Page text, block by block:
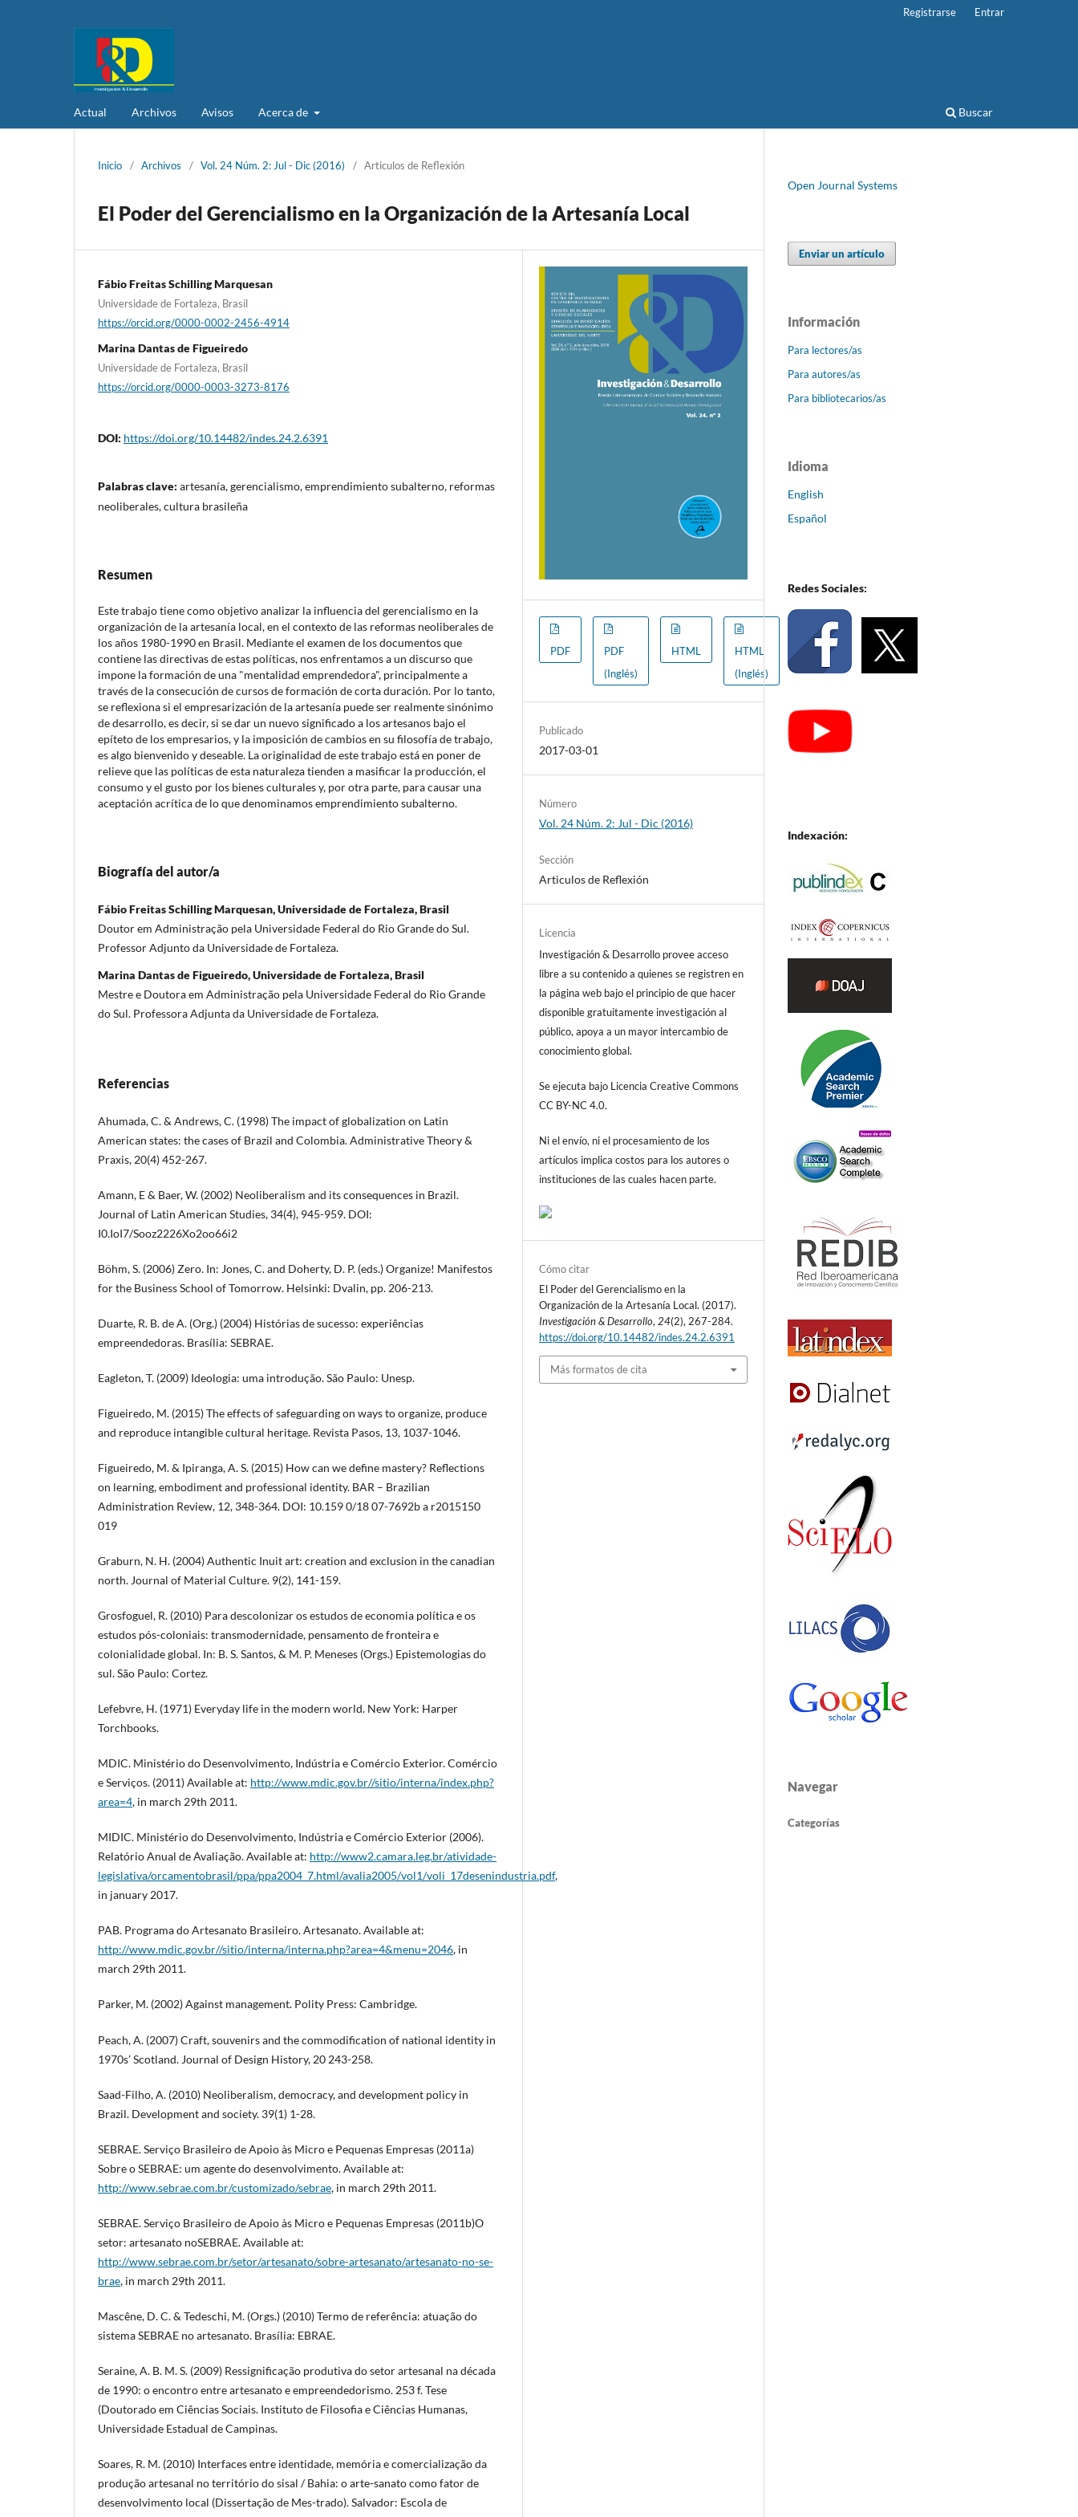
Actual Archivos Avisos Acerca de Buscar
Registrarse Entrar
Inicio / Archivos / Vol. 24 Núm. 2: Jul - Dic (2016) / Articulos de Reflexión
El Poder del Gerencialismo en la Organización de la Artesanía Local
Fábio Freitas Schilling Marquesan
Universidade de Fortaleza, Brasil
https://orcid.org/0000-0002-2456-4914
Marina Dantas de Figueiredo
Universidade de Fortaleza, Brasil
https://orcid.org/0000-0003-3273-8176
DOI: https://doi.org/10.14482/indes.24.2.6391
Palabras clave: artesanía, gerencialismo, emprendimiento subalterno, reformas
neoliberales, cultura brasileña
Resumen
Este trabajo tiene como objetivo analizar la influencia del gerencialismo en la
organización de la artesanía local, en el contexto de las reformas neoliberales de
los años 1980-1990 en Brasil. Mediante el examen de los documentos que
contiene las directivas de estas políticas, nos enfrentamos a un discurso que
impone la formación de una "mentalidad emprendedora", principalmente a
través de la consecución de cursos de formación de corta duración. Por lo tanto,
se reflexiona si el empresarización de la artesanía puede ser realmente sinónimo
de desarrollo, es decir, si se dar un nuevo significado a los artesanos bajo el
epíteto de los empresarios, y la imposición de cambios en su filosofía de trabajo,
es algo bienvenido y deseable. La originalidad de este trabajo está en poner de
relieve que las políticas de esta naturaleza tienden a masificar la producción, el
consumo y el gusto por los bienes culturales y, por otra parte, para causar una
aceptación acrítica de lo que denominamos emprendimiento subalterno.
Biografía del autor/a
Fábio Freitas Schilling Marquesan, Universidade de Fortaleza, Brasil
Doutor em Administração pela Universidade Federal do Rio Grande do Sul.
Professor Adjunto da Universidade de Fortaleza.
Marina Dantas de Figueiredo, Universidade de Fortaleza, Brasil
Mestre e Doutora em Administração pela Universidade Federal do Rio Grande
do Sul. Professora Adjunta da Universidade de Fortaleza.
Referencias
Ahumada, C. & Andrews, C. (1998) The impact of globalization on Latin
American states: the cases of Brazil and Colombia. Administrative Theory &
Praxis, 20(4) 452-267.
Amann, E & Baer, W. (2002) Neoliberalism and its consequences in Brazil.
Journal of Latin American Studies, 34(4), 945-959. DOI:
I0.IoI7/Sooz2226Xo2oo66i2
Böhm, S. (2006) Zero. In: Jones, C. and Doherty, D. P. (eds.) Organize! Manifestos
for the Business School of Tomorrow. Helsinki: Dvalin, pp. 206-213.
Duarte, R. B. de A. (Org.) (2004) Histórias de sucesso: experiências
empreendedoras. Brasília: SEBRAE.
Eagleton, T. (2009) Ideologia: uma introdução. São Paulo: Unesp.
Figueiredo, M. (2015) The effects of safeguarding on ways to organize, produce
and reproduce intangible cultural heritage. Revista Pasos, 13, 1037-1046.
Figueiredo, M. & Ipiranga, A. S. (2015) How can we define mastery? Reflections
on learning, embodiment and professional identity. BAR – Brazilian
Administration Review, 12, 348-364. DOI: 10.159 0/18 07-7692b a r2015150
019
Graburn, N. H. (2004) Authentic Inuit art: creation and exclusion in the canadian
north. Journal of Material Culture. 9(2), 141-159.
Grosfoguel, R. (2010) Para descolonizar os estudos de economia política e os
estudos pós-coloniais: transmodernidade, pensamento de fronteira e
colonialidade global. In: B. S. Santos, & M. P. Meneses (Orgs.) Epistemologias do
sul. São Paulo: Cortez.
Lefebvre, H. (1971) Everyday life in the modern world. New York: Harper
Torchbooks.
MDIC. Ministério do Desenvolvimento, Indústria e Comércio Exterior. Comércio
e Serviços. (2011) Available at: http://www.mdic.gov.br//sitio/interna/index.php?
area=4, in march 29th 2011.
MIDIC. Ministério do Desenvolvimento, Indústria e Comércio Exterior (2006).
Relatório Anual de Avaliação. Available at: http://www2.camara.leg.br/atividade-
legislativa/orcamentobrasil/ppa/ppa2004_7.html/avalia2005/vol1/voli_17desenindustria.pdf,
in january 2017.
PAB. Programa do Artesanato Brasileiro. Artesanato. Available at:
http://www.mdic.gov.br//sitio/interna/interna.php?area=4&menu=2046, in
march 29th 2011.
Parker, M. (2002) Against management. Polity Press: Cambridge.
Peach, A. (2007) Craft, souvenirs and the commodification of national identity in
1970s’ Scotland. Journal of Design History, 20 243-258.
Saad-Filho, A. (2010) Neoliberalism, democracy, and development policy in
Brazil. Development and society. 39(1) 1-28.
SEBRAE. Serviço Brasileiro de Apoio às Micro e Pequenas Empresas (2011a)
Sobre o SEBRAE: um agente do desenvolvimento. Available at:
http://www.sebrae.com.br/customizado/sebrae, in march 29th 2011.
SEBRAE. Serviço Brasileiro de Apoio às Micro e Pequenas Empresas (2011b)O
setor: artesanato noSEBRAE. Available at:
http://www.sebrae.com.br/setor/artesanato/sobre-artesanato/artesanato-no-se-
brae, in march 29th 2011.
Mascêne, D. C. & Tedeschi, M. (Orgs.) (2010) Termo de referência: atuação do
sistema SEBRAE no artesanato. Brasília: EBRAE.
Seraine, A. B. M. S. (2009) Ressignificação produtiva do setor artesanal na década
de 1990: o encontro entre artesanato e empreendedorismo. 253 f. Tese
(Doutorado em Ciências Sociais. Instituto de Filosofia e Ciências Humanas,
Universidade Estadual de Campinas.
Soares, R. M. (2010) Interfaces entre identidade, memória e comercialização da
produção artesanal no território do sisal / Bahia: o arte-sanato como fator de
desenvolvimento local (Dissertação de Mes-trado). Salvador: Escola de
PDF
PDF
(Inglés)
HTML
HTML
(Inglés)
Publicado
2017-03-01
Número
Vol. 24 Núm. 2: Jul - Dic (2016)
Sección
Articulos de Reflexión
Licencia
Investigación & Desarrollo provee acceso
libre a su contenido a quienes se registren en
la página web bajo el principio de que hacer
disponible gratuitamente investigación al
público, apoya a un mayor intercambio de
conocimiento global.
Se ejecuta bajo Licencia Creative Commons
CC BY-NC 4.0.
Ni el envío, ni el procesamiento de los
artículos implica costos para los autores o
instituciones de las cuales hacen parte.
Cómo citar
El Poder del Gerencialismo en la
Organización de la Artesanía Local. (2017).
Investigación & Desarrollo, 24(2), 267-284.
https://doi.org/10.14482/indes.24.2.6391
Más formatos de cita
Open Journal Systems
Enviar un artículo
Información
Para lectores/as
Para autores/as
Para bibliotecarios/as
Idioma
English
Español
Redes Sociales:
Indexación:
Navegar
Categorías